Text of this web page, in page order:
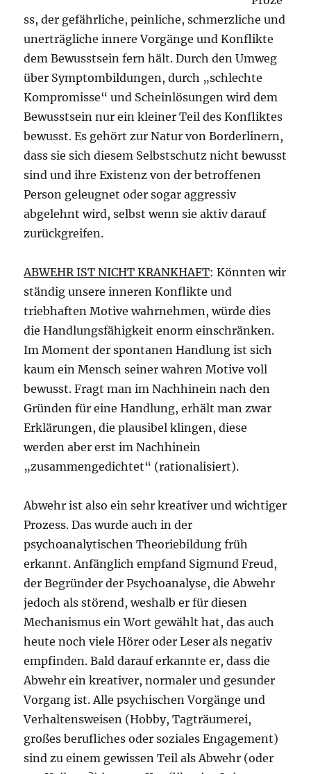
ss, der gefährliche, peinliche, schmerzliche und
unerträgliche innere Vorgänge und Konflikte
dem Bewusstsein fern hält. Durch den Umweg
über Symptombildungen, durch „schlechte
Kompromisse“ und Scheinlösungen wird dem
Bewusstsein nur ein kleiner Teil des Konfliktes
bewusst. Es gehört zur Natur von Borderlinern,
dass sie sich diesem Selbstschutz nicht bewusst
sind und ihre Existenz von der betroffenen
Person geleugnet oder sogar aggressiv
abgelehnt wird, selbst wenn sie aktiv darauf
zurückgreifen.
ABWEHR IST NICHT KRANKHAFT: Könnten wir
ständig unsere inneren Konflikte und
triebhaften Motive wahrnehmen, würde dies
die Handlungsfähigkeit enorm einschränken.
Im Moment der spontanen Handlung ist sich
kaum ein Mensch seiner wahren Motive voll
bewusst. Fragt man im Nachhinein nach den
Gründen für eine Handlung, erhält man zwar
Erklärungen, die plausibel klingen, diese
werden aber erst im Nachhinein
„zusammengedichtet“ (rationalisiert).
Abwehr ist also ein sehr kreativer und wichtiger
Prozess. Das wurde auch in der
psychoanalytischen Theoriebildung früh
erkannt. Anfänglich empfand Sigmund Freud,
der Begründer der Psychoanalyse, die Abwehr
jedoch als störend, weshalb er für diesen
Mechanismus ein Wort gewählt hat, das auch
heute noch viele Hörer oder Leser als negativ
empfinden. Bald darauf erkannte er, dass die
Abwehr ein kreativer, normaler und gesunder
Vorgang ist. Alle psychischen Vorgänge und
Verhaltensweisen (Hobby, Tagträumerei,
großes berufliches oder soziales Engagement)
sind zu einem gewissen Teil als Abwehr (oder